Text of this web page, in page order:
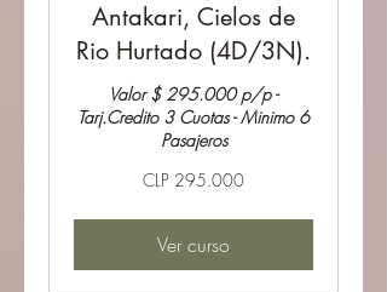
Antakari, Cielos de
Rio Hurtado (4D/3N).
Valor $ 295.000 p/p -
Tarj.Credito 3 Cuotas - Minimo 6
Pasajeros
CLP 295.000
Ver curso